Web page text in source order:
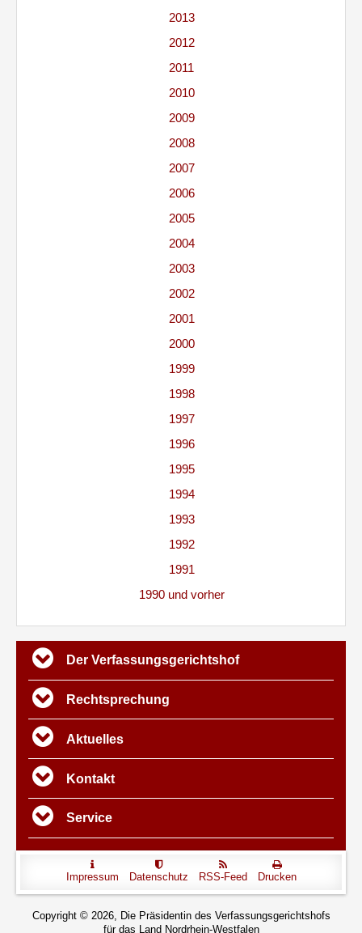
2013
2012
2011
2010
2009
2008
2007
2006
2005
2004
2003
2002
2001
2000
1999
1998
1997
1996
1995
1994
1993
1992
1991
1990 und vorher
Übersicht
Der Verfassungs­gerichtshof
Rechtsprechung
Aktuelles
Kontakt
Service
Impressum Datenschutz RSS-Feed Drucken
Copyright © 2026, Die Präsidentin des Verfassungsgerichtshofs
für das Land Nordrhein-Westfalen